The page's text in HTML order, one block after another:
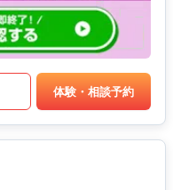
体験・相談予約